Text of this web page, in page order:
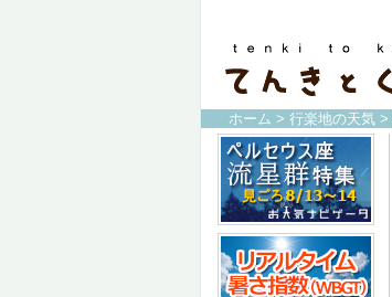
ホーム > 行楽地の天気 >